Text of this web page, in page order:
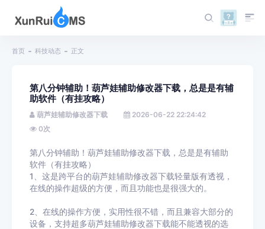
首页 科技动态 正文
第八分钟辅助！葫芦娃辅助修改器下载，总是是有辅
助软件（有挂攻略）
葫芦娃辅助修改器下载
2026-06-22 22:24:42
0次
第八分钟辅助！葫芦娃辅助修改器下载，总是是有辅助
软件（有挂攻略）
1、这是跨平台的葫芦娃辅助修改器下载轻量版有透视，
在线的操作超级的方便，而且功能也是很强大的。
2、在线的操作方便，实用性很不错，而且兼容大部分的
设备，支持超多葫芦娃辅助修改器下载能不能透视的选